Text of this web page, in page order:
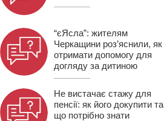
“єЯсла”: жителям
Черкащини роз’яснили, як
отримати допомогу для
догляду за дитиною
Не вистачає стажу для
пенсії: як його докупити та
що потрібно знати